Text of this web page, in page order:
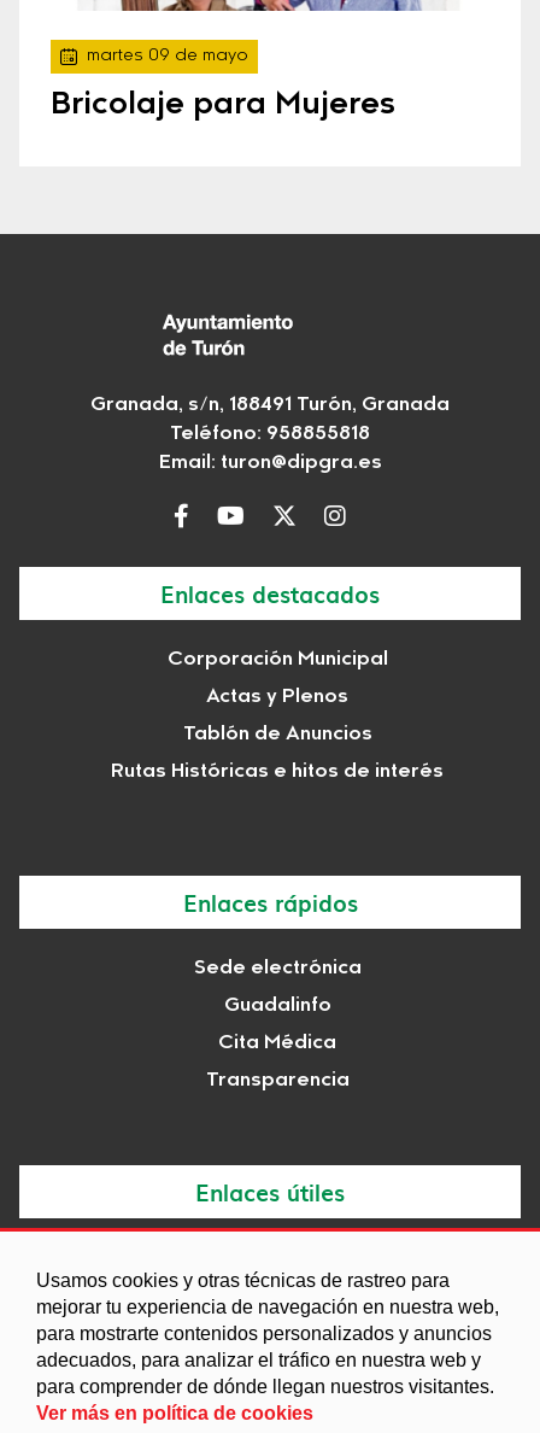
Usamos cookies y otras técnicas de rastreo para
mejorar tu experiencia de navegación en nuestra web,
para mostrarte contenidos personalizados y anuncios
adecuados, para analizar el tráfico en nuestra web y
para comprender de dónde llegan nuestros visitantes.
Ver más en política de cookies
martes 09 de mayo
Bricolaje para Mujeres
Granada, s/n, 188491 Turón, Granada
Teléfono: 958855818
Email: turon@dipgra.es
Enlaces destacados
Corporación Municipal
Actas y Plenos
Tablón de Anuncios
Rutas Históricas e hitos de interés
Enlaces rápidos
Sede electrónica
Guadalinfo
Cita Médica
Transparencia
Enlaces útiles
Agenda
Ordenanzas
Entidades y asociaciones